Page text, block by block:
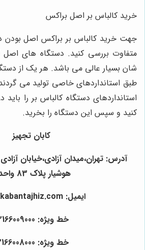
خرید کالباس بر اصل براکس
جهت خرید کالباس بر براکس اصل بودن
متفاوت بررسی کنید. دستگاه‌ های اصل
شان بسیار عالی می ‌باشد. هر یک از
طبق استانداردهای خاصی تولید می‌
استانداردهای دستگاه کالباس بر را باید
کنید و سپس این دستگاه را بخرید.
کابان تجهیز
آدرس: تهران،میدان آزادی،خیابان
هوشیار پلاک 83 واحد 2
ایمیل: info@kabantajhiz.com
خط ویژه: 02166009000
خط ویژه: 02166008000